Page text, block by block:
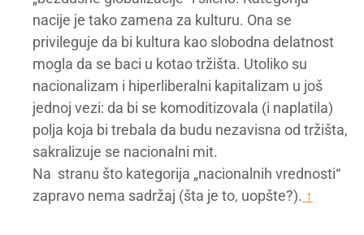
nacije je tako zamena za kulturu. Ona se
privileguje da bi kultura kao slobodna delatnost
mogla da se baci u kotao tržišta. Utoliko su
nacionalizam i hiperliberalni kapitalizam u još
jednoj vezi: da bi se komoditizovala (i naplatila)
polja koja bi trebala da budu nezavisna od tržišta,
sakralizuje se nacionalni mit.
Na stranu što kategorija „nacionalnih vrednosti“
zapravo nema sadržaj (šta je to, uopšte?). ↑